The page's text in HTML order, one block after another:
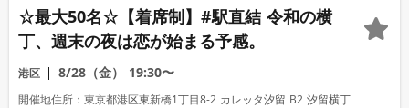
☆最大50名☆【着席制】#駅直結 令和の横
丁、週末の夜は恋が始まる予感。
港区 8/28（金） 19:30〜
開催地住所：東京都港区東新橋1丁目8-2 カレッタ汐留 B2 汐留横丁